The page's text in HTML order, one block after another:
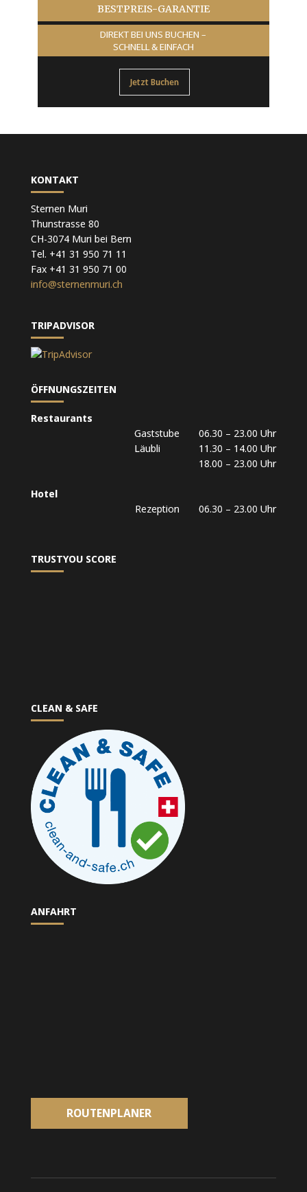
BESTPREIS-GARANTIE
DIREKT BEI UNS BUCHEN –
SCHNELL & EINFACH
Jetzt Buchen
KONTAKT
Sternen Muri
Thunstrasse 80
CH-3074 Muri bei Bern
Tel. +41 31 950 71 11
Fax +41 31 950 71 00
info@sternenmuri.ch
TRIPADVISOR
ÖFFNUNGSZEITEN
Restaurants
Gaststube 06.30 – 23.00 Uhr
Läubli 11.30 – 14.00 Uhr
18.00 – 23.00 Uhr
Hotel
Rezeption 06.30 – 23.00 Uhr
TRUSTYOU SCORE
CLEAN & SAFE
ANFAHRT
ROUTENPLANER